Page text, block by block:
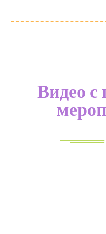
Видео с